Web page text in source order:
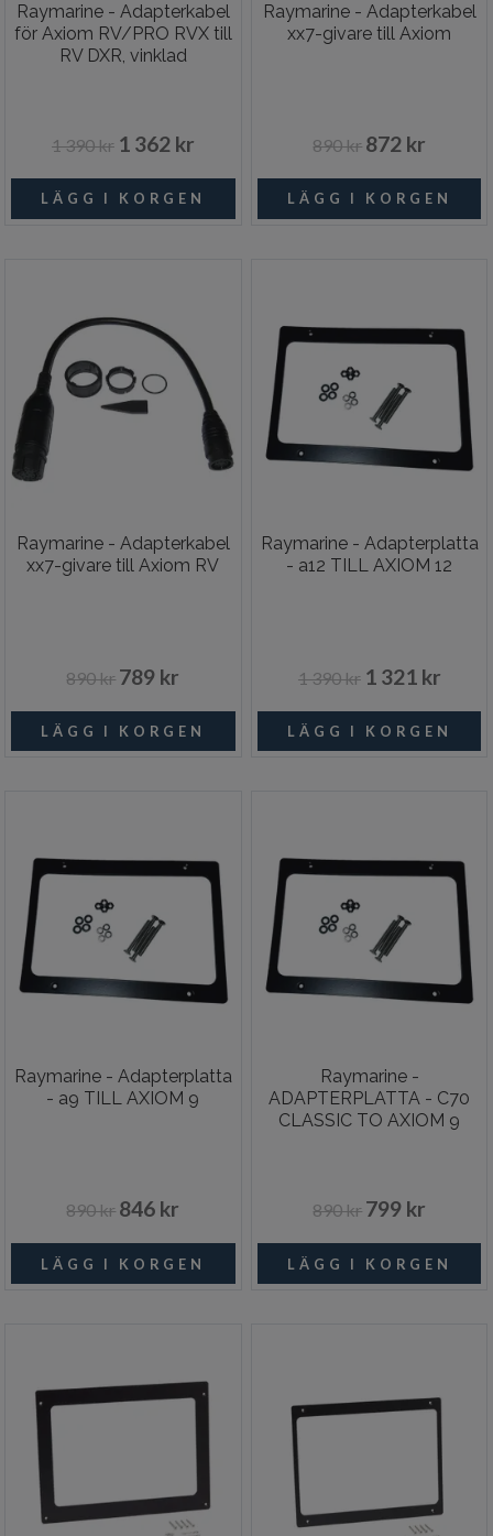
Raymarine - Adapterkabel
för Axiom RV/PRO RVX till
RV DXR, vinklad
1 390 kr 1 362 kr
Raymarine - Adapterkabel
xx7-givare till Axiom
890 kr 872 kr
Raymarine - Adapterkabel
xx7-givare till Axiom RV
890 kr 789 kr
Raymarine - Adapterplatta
- a12 TILL AXIOM 12
1 390 kr 1 321 kr
Raymarine - Adapterplatta
- a9 TILL AXIOM 9
890 kr 846 kr
Raymarine -
ADAPTERPLATTA - C70
CLASSIC TO AXIOM 9
890 kr 799 kr